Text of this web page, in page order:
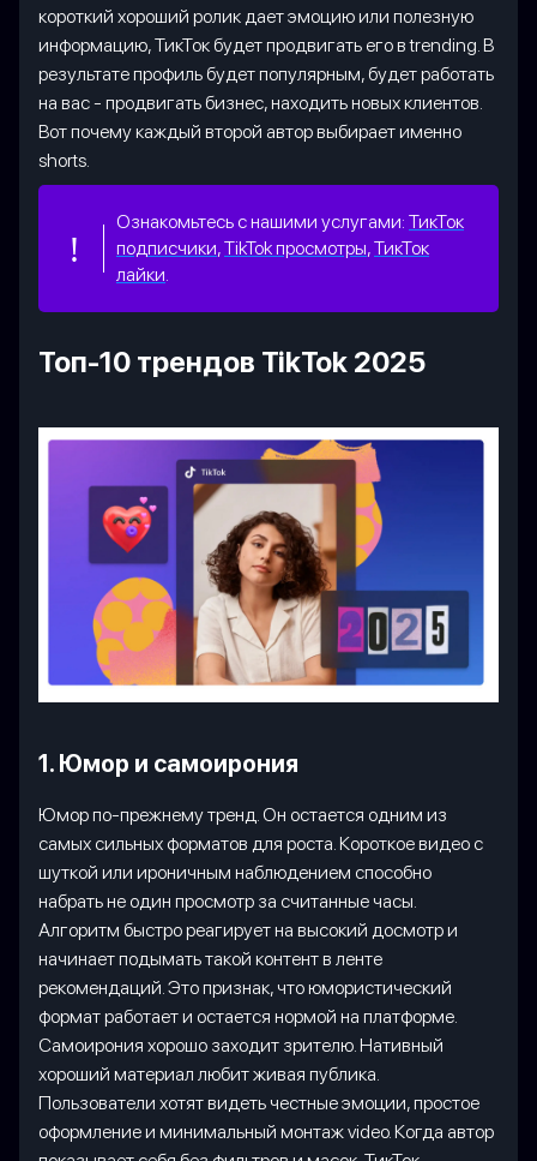
короткий хороший ролик дает эмоцию или полезную
информацию, ТикТок будет продвигать его в trending. В
результате профиль будет популярным, будет работать
на вас - продвигать бизнес, находить новых клиентов.
Вот почему каждый второй автор выбирает именно
shorts.
Ознакомьтесь с нашими услугами: ТикТок
подписчики,TikTok просмотры,ТикТок
лайки
Топ-10 трендов TikTok 2025
1. Юмор и самоирония
Юмор по-прежнему тренд. Он остается одним из
самых сильных форматов для роста. Короткое видео с
шуткой или ироничным наблюдением способно
набрать не один просмотр за считанные часы.
Алгоритм быстро реагирует на высокий досмотр и
начинает подымать такой контент в ленте
рекомендаций. Это признак, что юмористический
формат работает и остается нормой на платформе.
Самоирония хорошо заходит зрителю. Нативный
хороший материал любит живая публика.
Пользователи хотят видеть честные эмоции, простое
оформление и минимальный монтаж video. Когда автор